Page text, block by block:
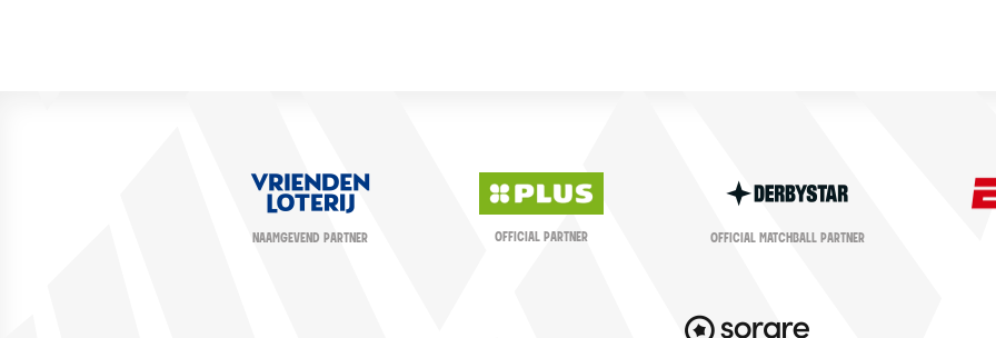
NAAMGEVEND PARTNER OFFICIAL PARTNER OFFICIAL MATCHBALL PARTNER